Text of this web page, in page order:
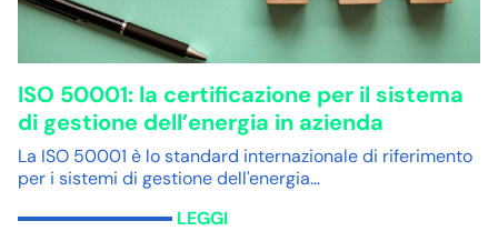
ISO 50001: la certificazione per il sistema
di gestione dell’energia in azienda
La ISO 50001 è lo standard internazionale di riferimento
per i sistemi di gestione dell'energia…
LEGGI